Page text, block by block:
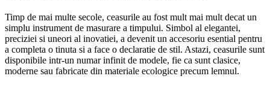
Timp de mai multe secole, ceasurile au fost mult mai mult decat un
simplu instrument de masurare a timpului. Simbol al elegantei,
preciziei si uneori al inovatiei, a devenit un accesoriu esential pentru
a completa o tinuta si a face o declaratie de stil. Astazi, ceasurile sunt
disponibile intr-un numar infinit de modele, fie ca sunt clasice,
moderne sau fabricate din materiale ecologice precum lemnul.